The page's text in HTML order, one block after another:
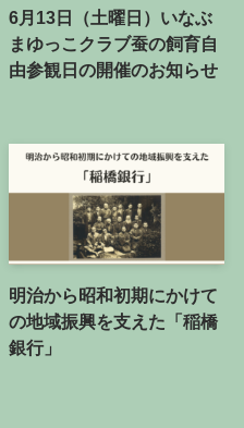
6月13日（土曜日）いなぶ
まゆっこクラブ蚕の飼育自
由参観日の開催のお知らせ
明治から昭和初期にかけて
の地域振興を支えた「稲橋
銀行」